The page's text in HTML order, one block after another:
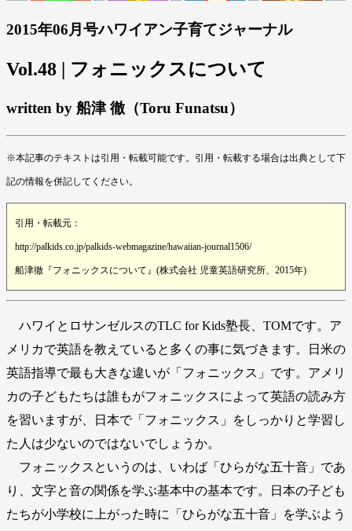
2015年06月号ハワイアン子育てジャーナル
Vol.48 | フォニックスについて
written by 船津 徹（Toru Funatsu）
※本記事のテキストは引用・転載可能です。引用・転載する場合は出典として下
記の情報を併記してください。
引用・転載元：
http://palkids.co.jp/palkids-webmagazine/hawaiian-journal1506/
船津徹『フォニックスについて』(株式会社 児童英語研究所、2015年)
ハワイとロサンゼルスのTLC for Kids塾長、TOMです。ア
メリカで英語を教えていると多くの事に気づきます。日米の
英語指導で最も大きな違いが「フォニックス」です。アメリ
カの子どもたちは誰もがフォニックスによって英語の読み方
を習いますが、日本で「フォニックス」をしっかりと学習し
た人は少ないのではないでしょうか。
フォニックスというのは、いわば「ひらがな五十音」であ
り、文字と音の関係を学ぶ基本中の基本です。日本の子ども
たちが小学校に上がった時に「ひらがな五十音」を学ぶよう